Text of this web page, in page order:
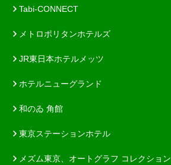
Tabi-CONNECT
メトロポリタンホテルズ
JR東日本ホテルメッツ
ホテルニューグランド
和のゐ 角館
東京ステーションホテル
メズム東京、オートグラフ コレクション